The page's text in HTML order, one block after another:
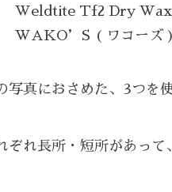
Weldtite Tf2 Dry Wax
WAKO’S ( ワコーズ )
写真におさめた、3つを
れ長所・短所があって